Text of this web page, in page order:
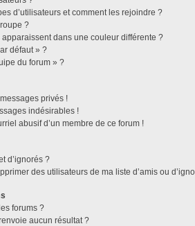
d’utilisateurs et comment les rejoindre ?
?
dans une couleur différente ?
défaut » ?
du forum » ?
privés !
indésirables !
abusif d’un membre de ce forum !
d’ignorés ?
des utilisateurs de ma liste d’amis ou
forums ?
aucun résultat ?